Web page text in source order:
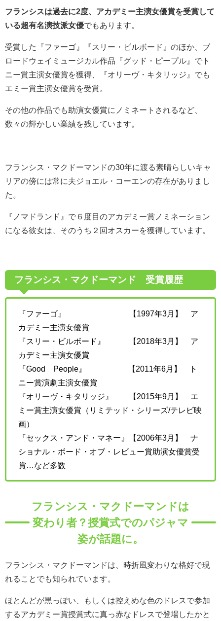
フランシスは過去に2度、アカデミー主演女優賞を受賞して
いる超有名演技派女優でもあります。
受賞した『ファーゴ』『スリー・ビルボード』のほか、ブ
ロードウェイミュージカル作品『グッド・ピープル』でト
ニー賞主演女優賞を獲得、『オリーヴ・キタリッジ』でも
エミー賞主演女優賞を受賞。
その他の作品でも助演女優賞にノミネートされるなど、
数々の輝かしい業績を残しています。
フランシス・マクドーマンドの30年に渡る素晴らしいキャ
リアの傍には常に夫ジョエル・コーエンの存在がありまし
た。
『ノマドランド』で６度目のアカデミー賞ノミネーション
になる彼女は、そのうち２回オスカーを獲得しています。
フランシス・マクドーマンド 受賞履歴
『ファーゴ』 【1997年3月】 ア
カデミー主演女優賞
『スリー・ビルボード』 【2018年3月】 ア
カデミー主演女優賞
『Good People』 【2011年6月】 ト
ニー賞演劇主演女優賞
『オリーヴ・キタリッジ』 【2015年9月】 エ
ミー賞主演女優賞（リミテッド・シリーズ/テレビ映
画）
『セックス・アンド・マネー』【2006年3月】 ナ
ショナル・ボード・オブ・レビュー賞助演女優賞受
賞…など多数
フランシス・マクドーマンドは
変わり者？授賞式でのパジャマ
姿が話題に。
フランシス・マクドーマンドは、時折風変わりな格好で現
れることでも知られています。
ほとんどが黒っぽい、もしくは控えめな色のドレスで参加
するアカデミー賞授賞式に真っ赤なドレスで登場したかと